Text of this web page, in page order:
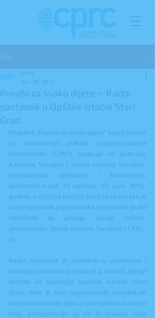
Pravda za svako dijete – Radni
sastanak u Opštini Istočni Stari
Grad
CPRC
Jun 30, 2015
Projekat „Pravda za svako dijete“ kojeg Centar
za istraživanje politike suprotstavljanja
kriminalitetu (CPRC) realizuje na području
Kantona Sarajevo i Grada Istočno Sarajevo,
pretpostavlja djelovanje i koordinaciju
aktivnosti u svih 15 opština. 29. juna 2015.
godine, u Opštini Istočni Stari Grad održan je
radni sastanak predstavnika opštinskih službi
nadležnih za pitanja dječije zaštite,
predstavnika Grada Istočno Sarajevo i CPRC-
a.
Radni sastanak je protekao u analizama i
diskusiji o trenutnoj situaciji u oblasti dječije
zaštite na području opštine Istočni Stari
Grad. Iako je broj registrovanih maloljetnih
izvršilaca krivičnih djela iz ove opštine izuzetno
mali, pretpostavlja se da bi stvarna slika